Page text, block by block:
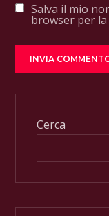
Salva il mio
browser per
Cerca